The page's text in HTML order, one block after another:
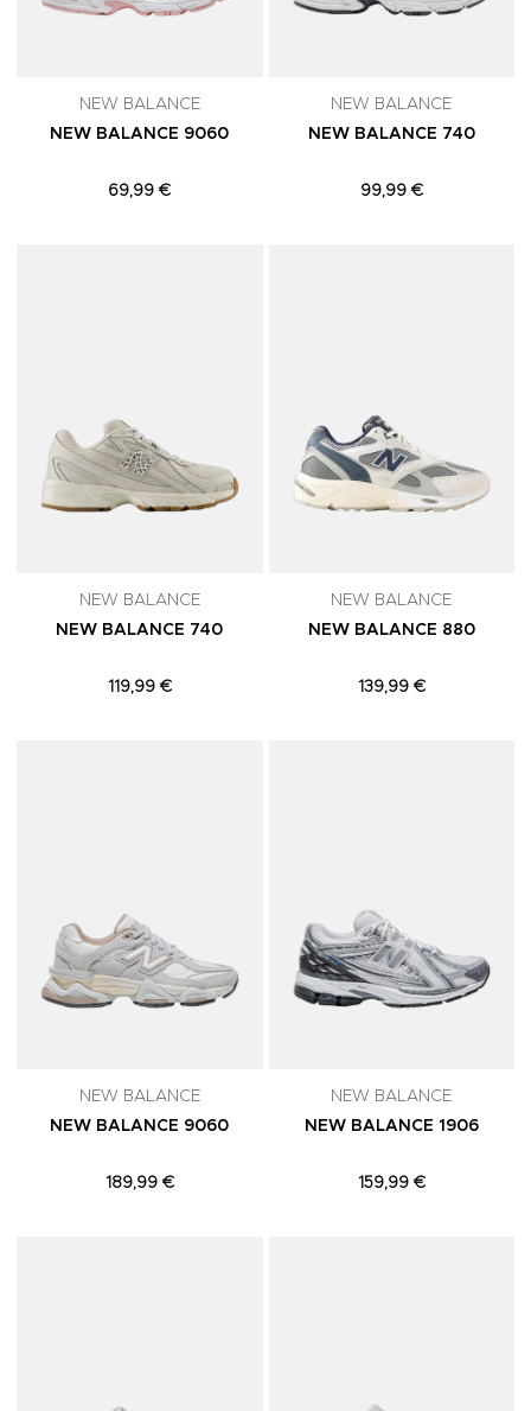
NEW BALANCE
NEW BALANCE 9060
69,99 €
NEW BALANCE
NEW BALANCE 740
99,99 €
NEW BALANCE
NEW BALANCE 740
119,99 €
NEW BALANCE
NEW BALANCE 880
139,99 €
NEW BALANCE
NEW BALANCE 9060
189,99 €
NEW BALANCE
NEW BALANCE 1906
159,99 €